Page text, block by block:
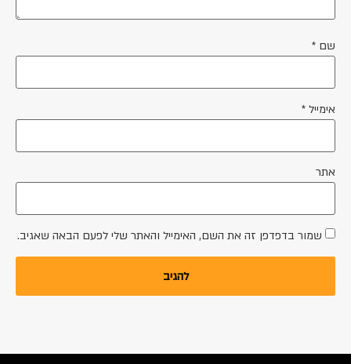
שם *
אימייל *
אתר
שמור בדפדפן זה את השם, האימייל והאתר שלי לפעם הבאה שאגיב.